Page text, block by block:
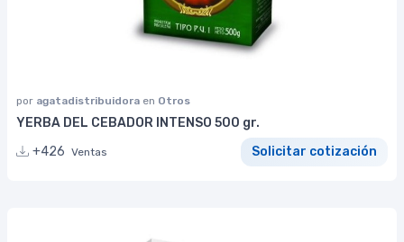
por agatadistribuidora en Otros
YERBA DEL CEBADOR INTENSO 500 gr.
+426 Ventas Solicitar cotización